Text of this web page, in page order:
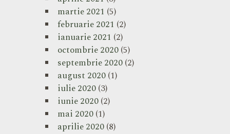
martie 2021 (5)
februarie 2021 (2)
ianuarie 2021 (2)
octombrie 2020(5)
septembrie 2020(2)
august 2020(1)
iulie 2020(3)
iunie 2020(2)
mai 2020(1)
aprilie 2020(8)